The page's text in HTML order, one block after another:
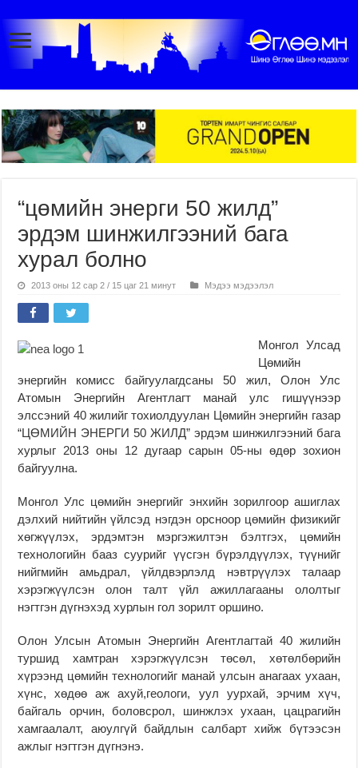
“цөмийн энерги 50 жилд”
эрдэм шинжилгээний бага
хурал болно
2013 оны 12 сар 2 / 15 цаг 21 минут Мэдээ мэдээлэл
Монгол Улсад
Цөмийн
энергийн комисс байгуулагдсаны 50 жил, Олон Улс
Атомын Энергийн Агентлагт манай улс гишүүнээр
элссэний 40 жилийг тохиолдуулан Цөмийн энергийн газар
“ЦӨМИЙН ЭНЕРГИ 50 ЖИЛД” эрдэм шинжилгээний бага
хурлыг 2013 оны 12 дугаар сарын 05-ны өдөр зохион
байгуулна.
Монгол Улс цөмийн энергийг энхийн зорилгоор ашиглах
дэлхий нийтийн үйлсэд нэгдэн орсноор цөмийн физикийг
хөгжүүлэх, эрдэмтэн мэргэжилтэн бэлтгэх, цөмийн
технологийн бааз суурийг үүсгэн бүрэлдүүлэх, түүнийг
нийгмийн амьдрал, үйлдвэрлэлд нэвтрүүлэх талаар
хэрэгжүүлсэн олон талт үйл ажиллагааны ололтыг
нэгтгэн дүгнэхэд хурлын гол зорилт оршино.
Олон Улсын Атомын Энергийн Агентлагтай 40 жилийн
туршид хамтран хэрэгжүүлсэн төсөл, хөтөлбөрийн
хүрээнд цөмийн технологийг манай улсын анагаах ухаан,
хүнс, хөдөө аж ахуй,геологи, уул уурхай, эрчим хүч,
байгаль орчин, боловсрол, шинжлэх ухаан, цацрагийн
хамгаалалт, аюулгүй байдлын салбарт хийж бүтээсэн
ажлыг нэгтгэн дүгнэнэ.